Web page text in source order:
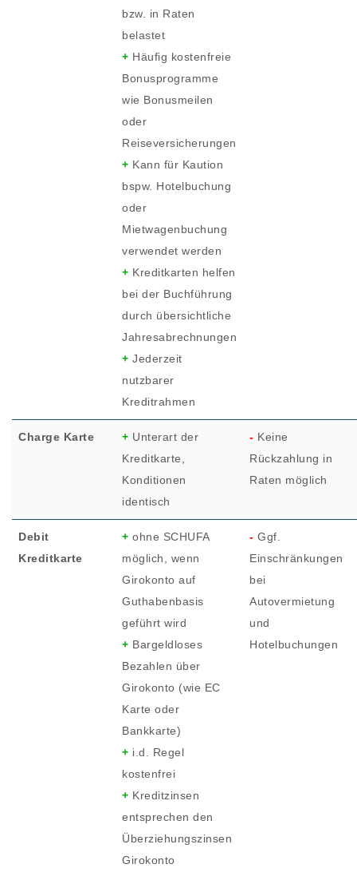
bzw. in Raten
belastet
+ Häufig kostenfreie
Bonusprogramme
wie Bonusmeilen
oder
Reiseversicherungen
+ Kann für Kaution
bspw. Hotelbuchung
oder
Mietwagenbuchung
verwendet werden
+ Kreditkarten helfen
bei der Buchführung
durch übersichtliche
Jahresabrechnungen
+ Jederzeit
nutzbarer
Kreditrahmen
Charge Karte + Unterart der
Kreditkarte,
Konditionen
identisch
- Keine
Rückzahlung in
Raten möglich
Debit
Kreditkarte
+ ohne SCHUFA
möglich, wenn
Girokonto auf
Guthabenbasis
geführt wird
+ Bargeldloses
Bezahlen über
Girokonto (wie EC
Karte oder
Bankkarte)
+ i.d. Regel
kostenfrei
+ Kreditzinsen
entsprechen den
Überziehungszinsen
Girokonto
- Ggf.
Einschränkungen
bei
Autovermietung
und
Hotelbuchungen